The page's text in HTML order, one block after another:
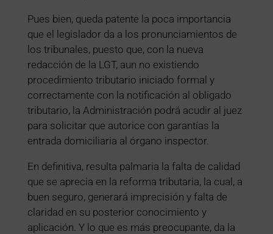
Pues bien, queda patente la poca importancia
que el legislador da a los pronunciamientos de
los tribunales, puesto que, con la nueva
redacción de la LGT, aun no existiendo
procedimiento tributario iniciado formal y
correctamente con la notificación al obligado
tributario, la Administración podrá acudir al juez
para solicitar que autorice con garantías la
entrada domiciliaria al órgano inspector.
En definitiva, resulta palmaria la falta de calidad
que se aprecia en la reforma tributaria, la cual, a
buen seguro, generará imprecisión y falta de
claridad en su posterior conocimiento y
aplicación. Y lo que es más preocupante, da la